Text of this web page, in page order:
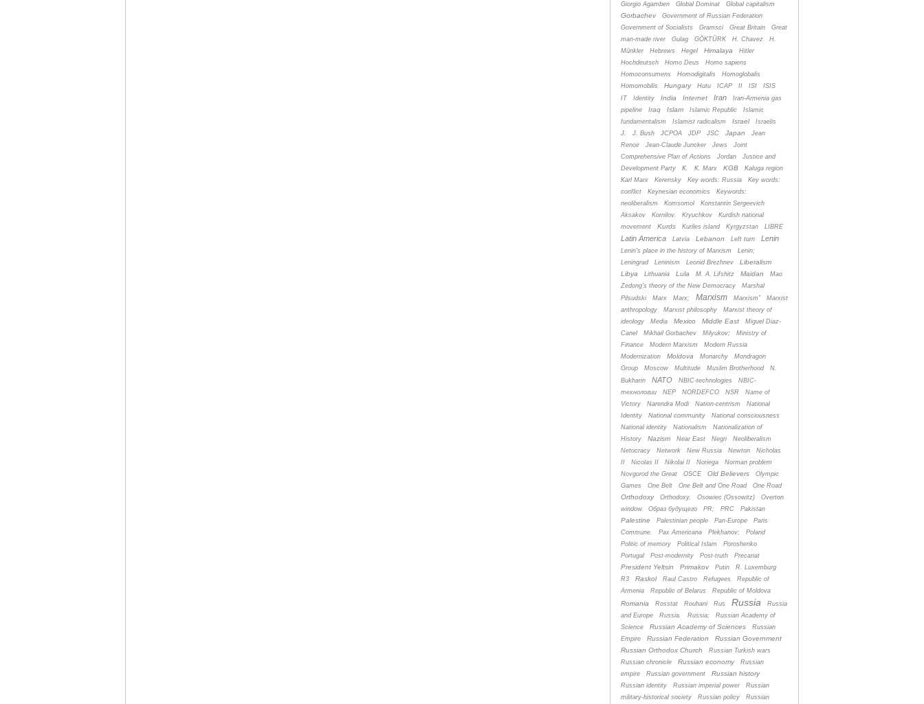
Giorgio Agamben
Global Dominat Global capitalism
Gorbachev
Government of Russian Federation
Government of Socialists
Gramsci Great Britain
Great
man-made river
Gulag GÖKTÜRK H. Chavez
H.
Münkler
Hebrews Hegel Himalaya
Hitler
Hochdeutsch
Homo Deus
Homo sapiens
Homoconsumens
Homodigitalis
Homoglobalis
Homomobilis
Hungary Hutu ICAP II ISI
ISIS
IT
Identity India Internet Iran
Iran-Armenia gas
pipeline
Iraq Islam Islamic Republic
Islamic
fundamentalism
Islamist radicalism Israel
Israelis
J.
J. Bush JCPOA JDP JSC Japan
Jean
Renoir
Jean-Claude Juncker Jews
Joint
Comprehensive Plan of Actions
Jordan
Justice and
Development Party
K. K. Marx KGB
Kaluga region
Karl Marx
Kerensky Key words: Russia
Key words:
conflict
Keynesian economics
Keywords:
neoliberalism
Komsomol
Konstantin Sergeevich
Aksakov
Kornilov. Kryuchkov
Kurdish national
movement
Kurds Kuriles island Kyrgyzstan LIBRE
Latin America Latvia Lebanon Left turn Lenin
Lenin's place in the history of Marxism
Lenin;
Leningrad
Leninism Leonid Brezhnev
Liberalism
Libya
Lithuania Lula M. A. Lifshitz Maidan
Mao
Zedong's theory of the New Democracy
Marshal
Pilsudski
Marx Marx; Marxism Marxism”
Marxist
anthropology
Marxist philosophy
Marxist theory of
ideology
Media Mexico Middle East
Miguel Diaz-
Canel
Mikhail Gorbachev Milyukov;
Ministry of
Finance
Modern Marxism
Modern Russia
Modernization
Moldova Monarchy
Mondragon
Group
Moscow Multitude Muslim Brotherhood
N.
Bukharin
NATO NBIC-technologies
NBIC-
технологии
NEP NORDEFCO NSR
Name of
Victory
Narendra Modi Nation-centrism
National
Identity
National community
National consciousness
National identity
Nationalism
Nationalization of
History
Nazism Near East Negri
Neoliberalism
Netocracy
Network New Russia Newton
Nicholas
II
Nicolas II Nikolai II Noriega
Norman problem
Novgorod the Great
OSCE Old Believers
Olympic
Games
One Belt One Belt and One Road One Road
Orthodoxy Orthodoxy. Osowiec (Ossowitz)
Overton
window
Oбраз будущего PR; PRC Pakistan
Palestine Palestinian people Pan-Europe
Paris
Commune.
Pax Americana Plekhanov;
Poland
Politic of memory
Political Islam
Poroshenko
Portugal
Post-modernity Post-truth Precariat
President Yeltsin Primakov Putin
R. Luxemburg
R3
Raskol Raul Castro Refugees
Republic of
Armenia
Republic of Belarus Republic of Moldova
Romania Rosstat Rouhani Rus Russia
Russia
and Europe
Russia. Russia;
Russian Academy of
Science
Russian Academy of Sciences
Russian
Empire
Russian Federation
Russian Government
Russian Orthodox Church
Russian Turkish wars
Russian chronicle
Russian economy
Russian
empire
Russian government Russian history
Russian identity Russian imperial power
Russian
military-historical society
Russian policy Russian